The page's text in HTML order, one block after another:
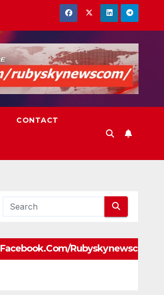
CONTACT
Facebook.com/rubyskynewscom